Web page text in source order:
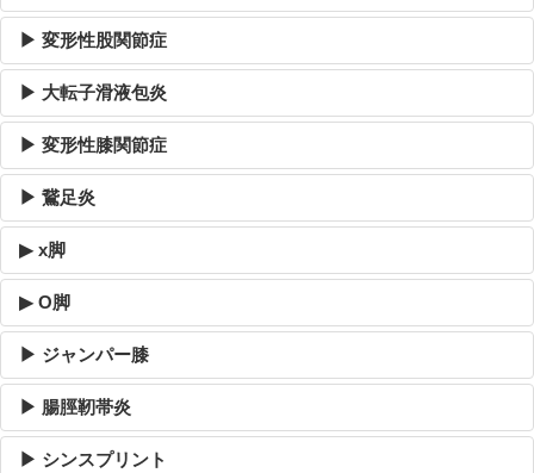
▶ 変形性股関節症
▶ 大転子滑液包炎
▶ 変形性膝関節症
▶ 鵞足炎
▶ x脚
▶ O脚
▶ ジャンパー膝
▶ 腸脛靭帯炎
▶ シンスプリント